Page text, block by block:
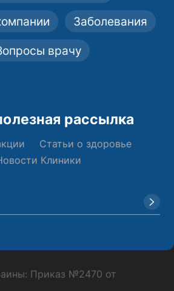
Заболевания
врачу
рассылка
Статьи о здоровье
Клиники
Приказ №2470 от